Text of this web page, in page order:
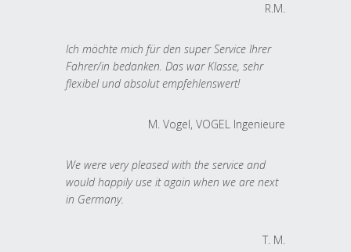
R.M.
Ich möchte mich für den super Service Ihrer
Fahrer/in bedanken. Das war Klasse, sehr
flexibel und absolut empfehlenswert!
M. Vogel, VOGEL Ingenieure
We were very pleased with the service and
would happily use it again when we are next
in Germany.
T. M.